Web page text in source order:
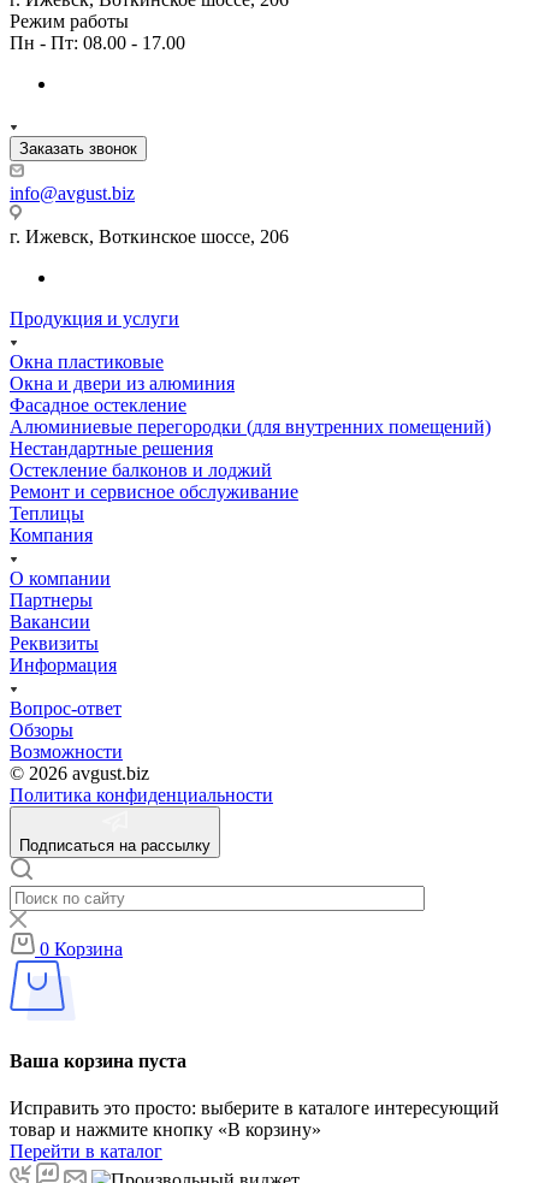
Режим работы
Пн - Пт: 08.00 - 17.00
Заказать звонок
info@avgust.biz
г. Ижевск, Воткинское шоссе, 206
Продукция и услуги
Окна пластиковые
Окна и двери из алюминия
Фасадное остекление
Алюминиевые перегородки (для внутренних помещений)
Нестандартные решения
Остекление балконов и лоджий
Ремонт и сервисное обслуживание
Теплицы
Компания
О компании
Партнеры
Вакансии
Реквизиты
Информация
Вопрос-ответ
Обзоры
Возможности
© 2026 avgust.biz
Политика конфиденциальности
Подписаться на рассылку
0 Корзина
Ваша корзина пуста
Исправить это просто: выберите в каталоге интересующий
товар и нажмите кнопку «В корзину»
Перейти в каталог